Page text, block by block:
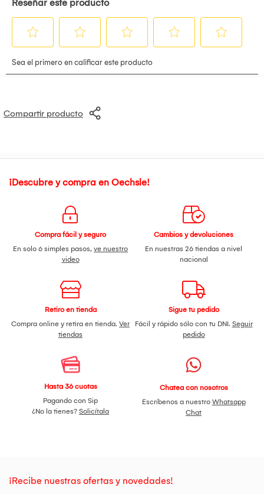
Compartir producto
¡Descubre y compra en Oechsle!
Compra fácil y seguro
En solo 6 simples pasos, ve nuestro
video
Cambios y devoluciones
En nuestras 26 tiendas a nivel
nacional
Retiro en tienda
Compra online y retira en tienda. Ver
tiendas
Sigue tu pedido
Fácil y rápido sólo con tu DNI. Seguir
pedido
Hasta 36 cuotas
Pagando con Sip
¿No la tienes? Solicítala
Chatea con nosotros
Escríbenos a nuestro Whatsapp
Chat
¡Recibe nuestras ofertas y novedades!